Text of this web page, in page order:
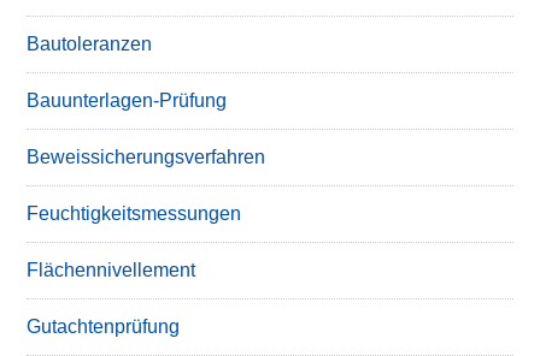
Bautoleranzen
Bauunterlagen-Prüfung
Beweissicherungsverfahren
Feuchtigkeitsmessungen
Flächennivellement
Gutachtenprüfung